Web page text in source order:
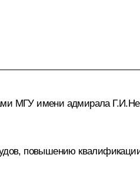
МГУ имени адмирала
повышению